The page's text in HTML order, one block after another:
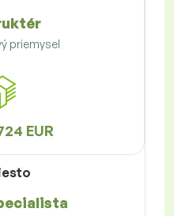
priemysel
EUR